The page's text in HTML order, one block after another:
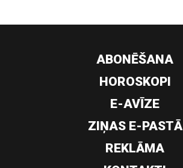
ABONĒŠANA
HOROSKOPI
E-AVĪZE
ZIŅAS E-PASTĀ
REKLĀMA